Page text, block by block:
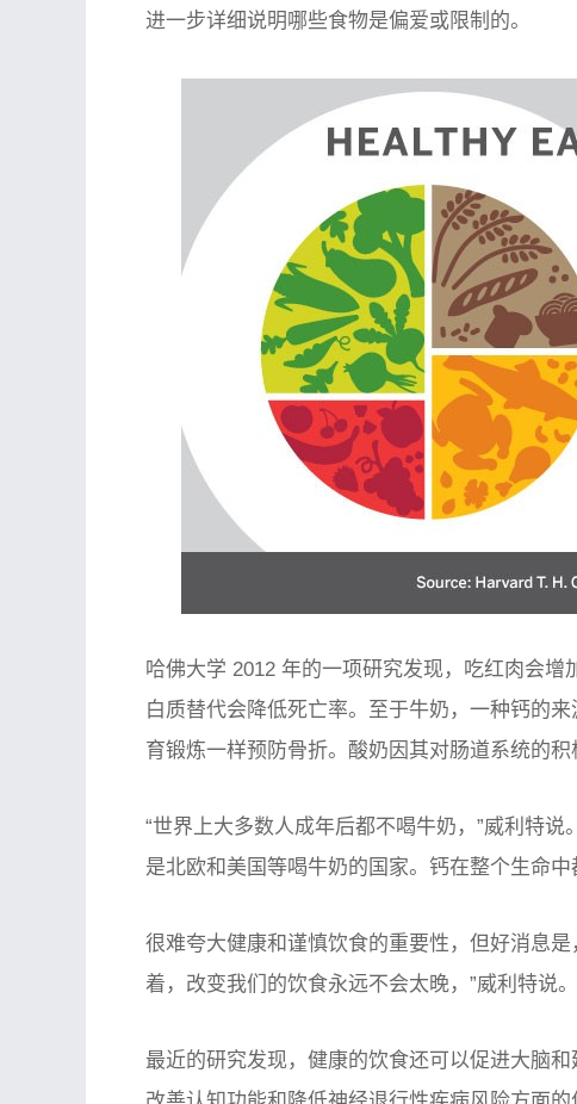
进一步详细说明哪些食物是偏爱或限制的。
哈佛大学 2012 年的一项研究发现，吃红肉会
白质替代会降低死亡率。至于牛奶，一种钙的
育锻炼一样预防骨折。酸奶因其对肠道系统的积
“世界上大多数人成年后都不喝牛奶，”威利特
是北欧和美国等喝牛奶的国家。钙在整个生命
很难夸大健康和谨慎饮食的重要性，但好消息
着，改变我们的饮食永远不会太晚，”威利特说。
最近的研究发现，健康的饮食还可以促进大脑